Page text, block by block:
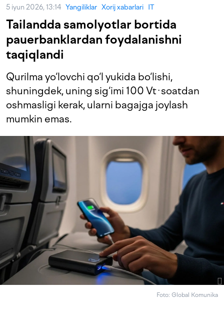
5 iyun 2026, 13:14 Yangiliklar Xorij xabarlari IT
Tailandda samolyotlar bortida
pauerbanklardan foydalanishni
taqiqlandi
Qurilma yo‘lovchi qo‘l yukida bo‘lishi,
shuningdek, uning sig‘imi 100 Vt·soatdan
oshmasligi kerak, ularni bagajga joylash
mumkin emas.
Foto: Global Komunika